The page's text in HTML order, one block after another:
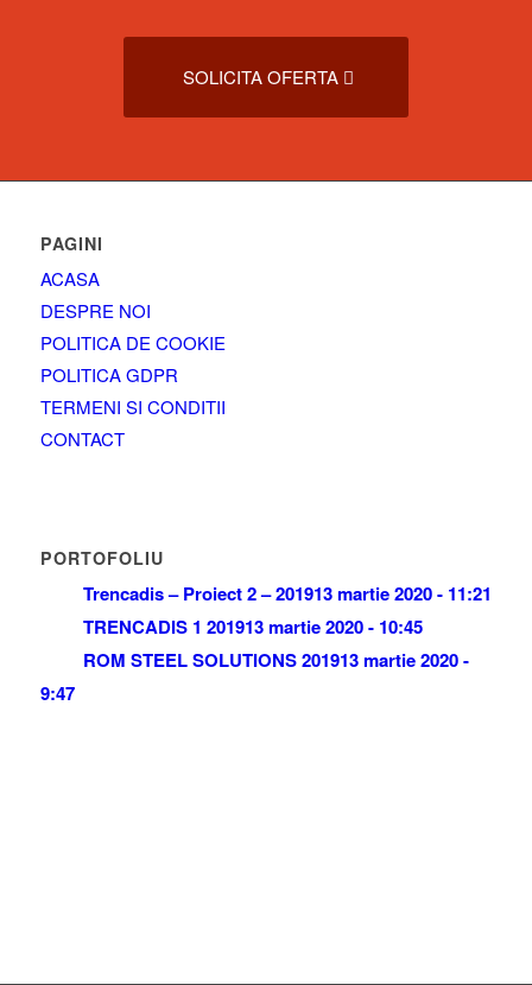
SOLICITA OFERTA
PAGINI
ACASA
DESPRE NOI
POLITICA DE COOKIE
POLITICA GDPR
TERMENI SI CONDITII
CONTACT
PORTOFOLIU
Trencadis – Proiect 2 – 201913 martie 2020 - 11:21
TRENCADIS 1 201913 martie 2020 - 10:45
ROM STEEL SOLUTIONS 201913 martie 2020 -
9:47